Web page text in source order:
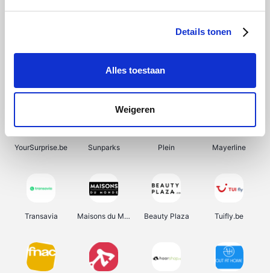
Details tonen
Alles toestaan
Weigeren
SupraBazar Shein Bergfreunde Smartwatchbanden
YourSurprise.be Sunparks Plein Mayerline
Transavia Maisons du Monde Beauty Plaza Tuifly.be